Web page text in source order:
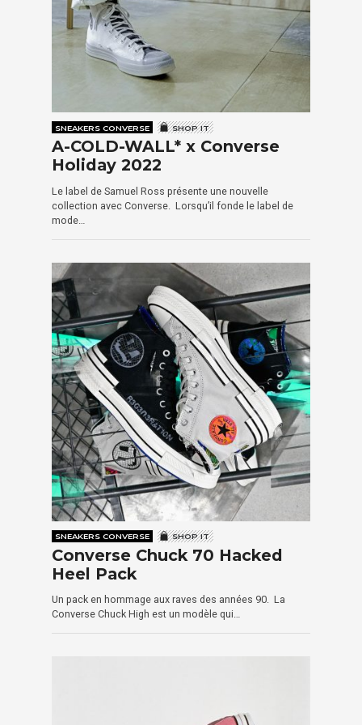
SNEAKERS CONVERSE SHOP IT
A-COLD-WALL* x Converse
Holiday 2022
Le label de Samuel Ross présente une nouvelle
collection avec Converse. Lorsqu’il fonde le label de
mode…
SNEAKERS CONVERSE SHOP IT
Converse Chuck 70 Hacked
Heel Pack
Un pack en hommage aux raves des années 90. La
Converse Chuck High est un modèle qui…